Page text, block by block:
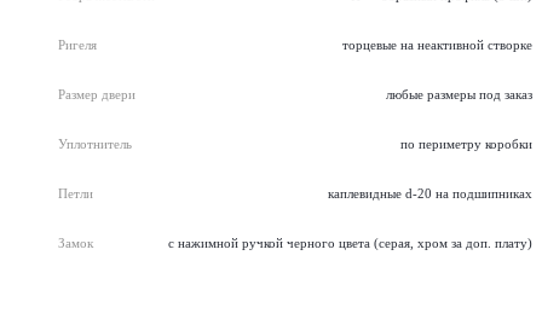
торцевые на неактивной створке
Ригеля
любые размеры под заказ
Размер двери
по периметру коробки
Уплотнитель
каплевидные d-20 на подшипниках
Петли
с нажимной ручкой черного цвета (серая, хром за доп. плату)
Замок